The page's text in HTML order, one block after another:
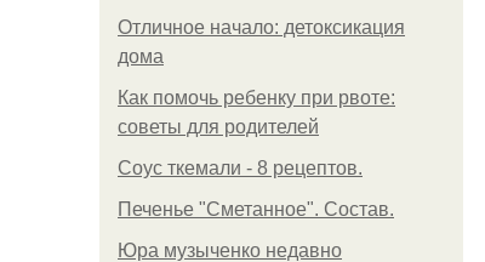
Отличное начало: детоксикация
дома
Как помочь ребенку при рвоте:
советы для родителей
Соус ткемали - 8 рецептов.
Печенье "Сметанное". Состав.
Юра музыченко недавно